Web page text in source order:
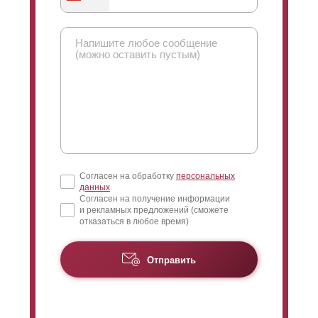
вами. Ответим на возникающие вопросы. Разрешим
монтажа, если они возникнут.
Согласен на обработку персональных
данных
Согласен на получение информации
и рекламных предложений (сможете
отказаться в любое время)
Отправить